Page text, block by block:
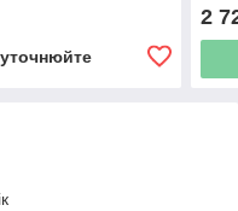
уточнюйте
2